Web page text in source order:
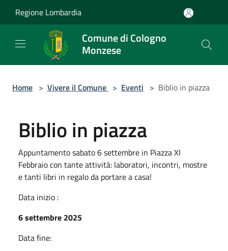
Regione Lombardia
Comune di Cologno
Monzese
Home > Vivere il Comune > Eventi > Biblio in piazza
Biblio in piazza
Appuntamento sabato 6 settembre in Piazza XI
Febbraio con tante attività: laboratori, incontri, mostre
e tanti libri in regalo da portare a casa!
Data inizio :
6 settembre 2025
Data fine: